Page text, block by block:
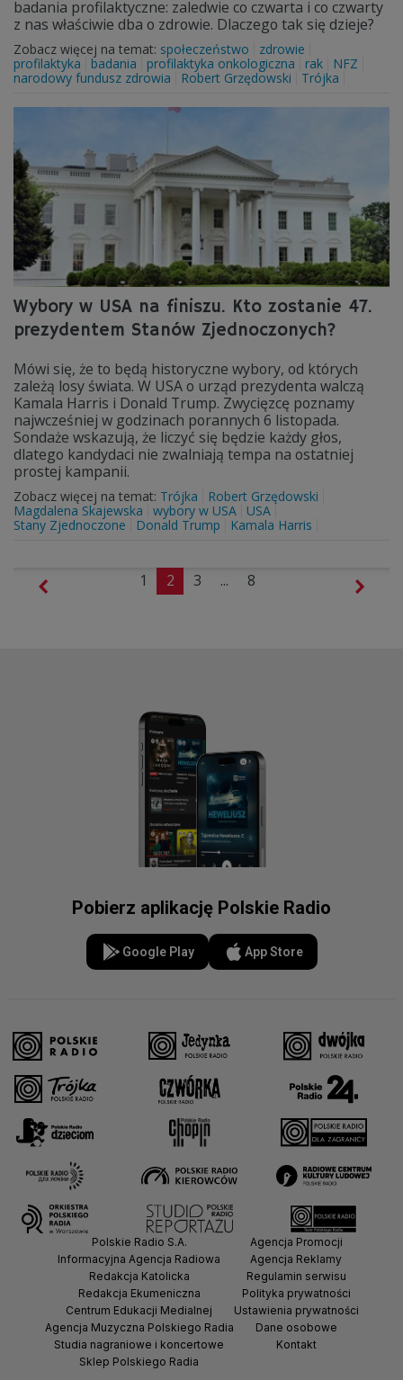
badania profilaktyczne: zaledwie co czwarta i co czwarty
z nas właściwie dba o zdrowie. Dlaczego tak się dzieje?
Zobacz więcej na temat: społeczeństwo
zdrowie
profilaktyka
badania profilaktyka onkologiczna rak
NFZ
narodowy fundusz zdrowia
Robert Grzędowski Trójka
Wybory w USA na finiszu. Kto zostanie 47.
prezydentem Stanów Zjednoczonych?
Mówi się, że to będą historyczne wybory, od których
zależą losy świata. W USA o urząd prezydenta walczą
Kamala Harris i Donald Trump. Zwycięzcę poznamy
najwcześniej w godzinach porannych 6 listopada.
Sondaże wskazują, że liczyć się będzie każdy głos,
dlatego kandydaci nie zwalniają tempa na ostatniej
prostej kampanii.
Zobacz więcej na temat: Trójka
Robert Grzędowski
Magdalena Skajewska
wybory w USA
USA
Stany Zjednoczone
Donald Trump Kamala Harris
1 2 3 ... 8
Pobierz aplikację Polskie Radio
Google Play App Store
Polskie Radio S.A.
Informacyjna Agencja Radiowa
Redakcja Katolicka
Redakcja Ekumeniczna
Centrum Edukacji Medialnej
Agencja Muzyczna Polskiego Radia
Studia nagraniowe i koncertowe
Sklep Polskiego Radia
Agencja Promocji
Agencja Reklamy
Regulamin serwisu
Polityka prywatności
Ustawienia prywatności
Dane osobowe
Kontakt